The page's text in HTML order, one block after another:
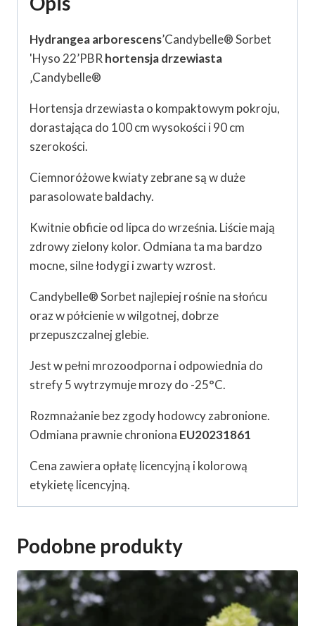
Hydrangea arborescens’Candybelle® Sorbet
'Hyso 22’PBR hortensja drzewiasta
‚Candybelle®
Hortensja drzewiasta o kompaktowym pokroju,
dorastająca do 100 cm wysokości i 90 cm
szerokości.
Ciemnoróżowe kwiaty zebrane są w duże
parasolowate baldachy.
Kwitnie obficie od lipca do września. Liście mają
zdrowy zielony kolor. Odmiana ta ma bardzo
mocne, silne łodygi i zwarty wzrost.
Candybelle® Sorbet najlepiej rośnie na słońcu
oraz w półcienie w wilgotnej, dobrze
przepuszczalnej glebie.
Jest w pełni mrozoodporna i odpowiednia do
strefy 5 wytrzymuje mrozy do -25°C.
Rozmnażanie bez zgody hodowcy zabronione.
Odmiana prawnie chroniona EU20231861
Cena zawiera opłatę licencyjną i kolorową
etykietę licencyjną.
Podobne produkty